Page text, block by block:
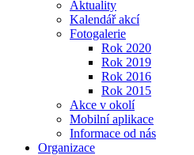
Aktuality
Kalendář akcí
Fotogalerie
Rok 2020
Rok 2019
Rok 2016
Rok 2015
Akce v okolí
Mobilní aplikace
Informace od nás
Organizace